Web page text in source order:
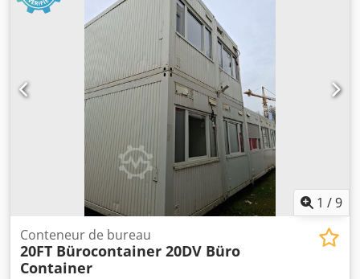
complémentaires = Djdpfezb Ei Eex Ak Ajck Informations
générales Année de fabrication : août 2005 Année modèle :
2005 Poids Poids à vide : 3 800 kg Charge utile : 32 200 kg
Poids total : 36 000 kg Fonctionnel Volume utile : 25 000 l
Marque de la carrosserie : CIMC ONE WAY 20FT,
conteneur-citerne 25 000L, L4BN, UN Portable, T11
Nombre de compartiments : 1 État État technique : très
bon État visuel : bon Informations complémentaires
Contactez Arne Honingh pour plus d'informations.
1 /9
Conteneur de bureau
20FT Bürocontainer 20DV Büro
Container